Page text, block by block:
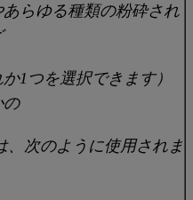
あらゆる種類の粉砕され
1つを選択できます）
の
、次のように使用されま